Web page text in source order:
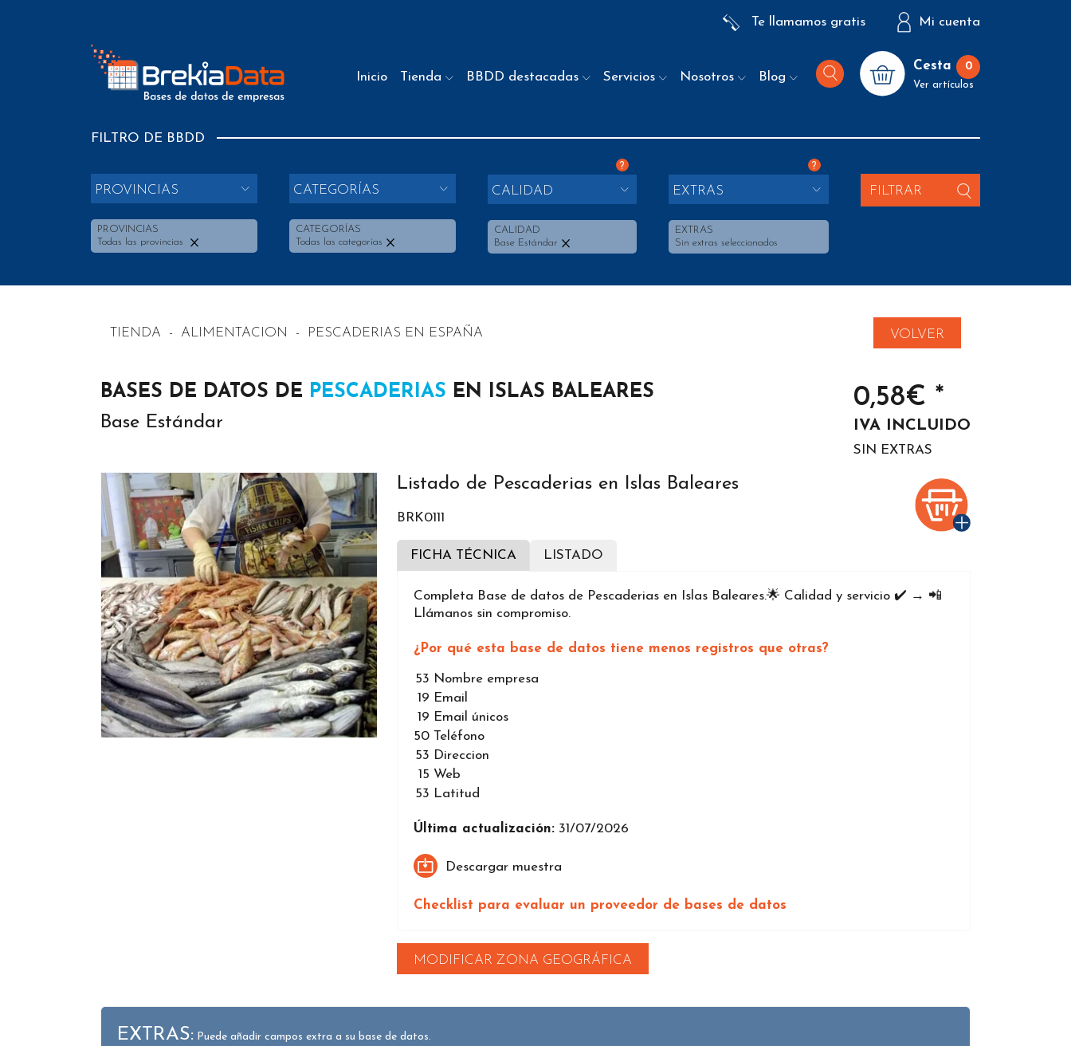
Te llamamos gratis Mi cuenta
Inicio Tienda BBDD destacadas Servicios Nosotros Blog
Cesta 0
Ver artículos
FILTRO DE BBDD
PROVINCIAS
PROVINCIAS
Todas las provincias
CATEGORÍAS
CATEGORÍAS
Todas las categorías
?
CALIDAD
CALIDAD
Base Estándar
?
EXTRAS
EXTRAS
Sin extras seleccionados
FILTRAR
TIENDA - ALIMENTACION - PESCADERIAS EN ESPAÑA VOLVER
BASES DE DATOS DE PESCADERIAS EN ISLAS BALEARES
Base Estándar
0,58€ *
IVA INCLUIDO
SIN EXTRAS
Listado de Pescaderias en Islas Baleares
BRK0111
FICHA TÉCNICA LISTADO
Completa Base de datos de Pescaderias en Islas Baleares.🌟 Calidad y servicio ✔️ → 📲
Llámanos sin compromiso.
¿Por qué esta base de datos tiene menos registros que otras?
53 Nombre empresa
19 Email
19 Email únicos
50 Teléfono
53 Direccion
15 Web
53 Latitud
Última actualización: 31/07/2026
Descargar muestra
Checklist para evaluar un proveedor de bases de datos
MODIFICAR ZONA GEOGRÁFICA
EXTRAS: Puede añadir campos extra a su base de datos.